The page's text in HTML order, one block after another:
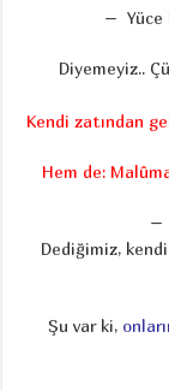
– Yüce
Diyemeyiz..
Kendi zatından
Hem de:
–
Dediğimiz,
Şu var ki,